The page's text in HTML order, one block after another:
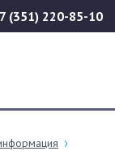
(351) 220-85-10